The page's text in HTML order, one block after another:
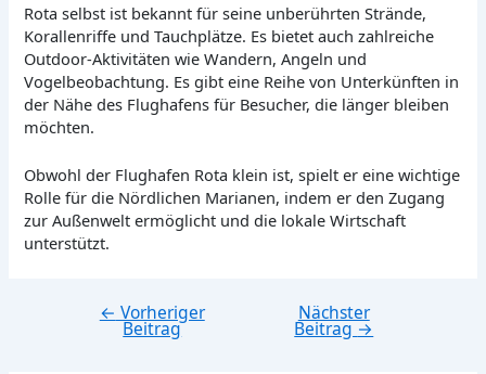
Rota selbst ist bekannt für seine unberührten Strände,
Korallenriffe und Tauchplätze. Es bietet auch zahlreiche
Outdoor-Aktivitäten wie Wandern, Angeln und
Vogelbeobachtung. Es gibt eine Reihe von Unterkünften in
der Nähe des Flughafens für Besucher, die länger bleiben
möchten.
Obwohl der Flughafen Rota klein ist, spielt er eine wichtige
Rolle für die Nördlichen Marianen, indem er den Zugang
zur Außenwelt ermöglicht und die lokale Wirtschaft
unterstützt.
Beitragsnavigation
← Vorheriger
Beitrag
Nächster
Beitrag→